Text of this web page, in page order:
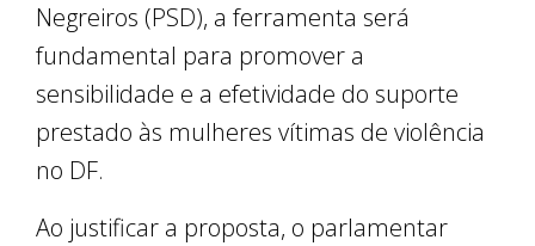
Negreiros (PSD), a ferramenta será
fundamental para promover a
sensibilidade e a efetividade do suporte
prestado às mulheres vítimas de violência
no DF.
Ao justificar a proposta, o parlamentar